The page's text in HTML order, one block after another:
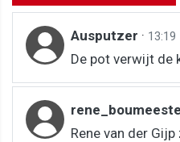
Ausputzer · 13:19
De pot verwijt de
Rene van der